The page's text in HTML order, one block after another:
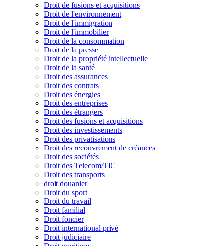
Droit de fusions et acquisitions
Droit de l'environnement
Droit de l'immigration
Droit de l'immobilier
Droit de la consommation
Droit de la presse
Droit de la propriété intellectuelle
Droit de la santé
Droit des assurances
Droit des contrats
Droit des énergies
Droit des entreprises
Droit des étrangers
Droit des fusions et acquisitions
Droit des investissements
Droit des privatisations
Droit des recouvrement de créances
Droit des sociétés
Droit des Telecom/TIC
Droit des transports
droit douanier
Droit du sport
Droit du travail
Droit familial
Droit foncier
Droit international privé
Droit judiciaire